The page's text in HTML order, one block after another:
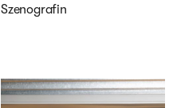
Szenografin